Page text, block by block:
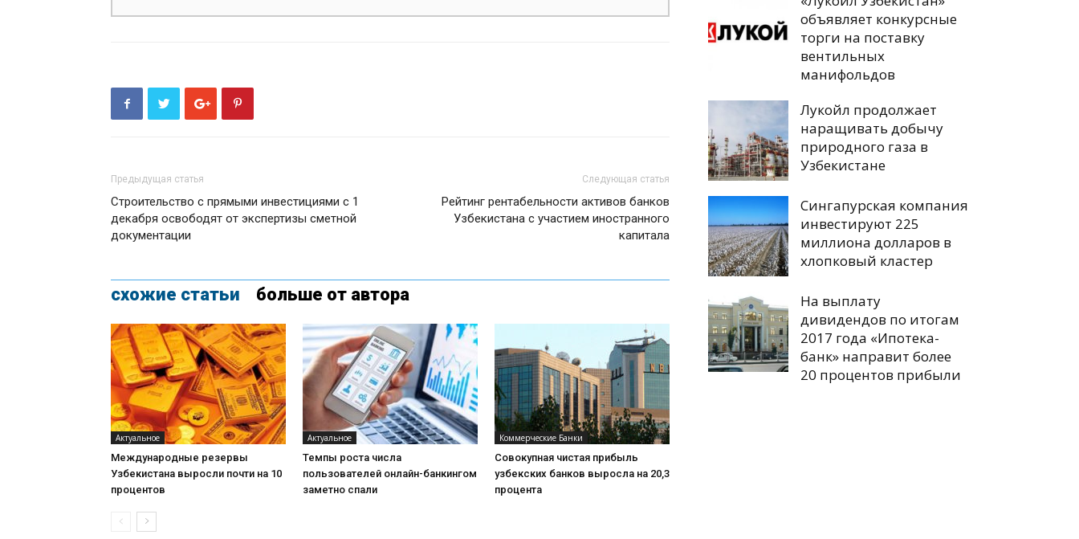
Предыдущая статья
Строительство с прямыми инвестициями с 1
декабря освободят от экспертизы сметной
документации
Следующая статья
Рейтинг рентабельности активов банков
Узбекистана с участием иностранного
капитала
схожие статьи больше от автора
Актуальное
Международные резервы
Узбекистана выросли почти на 10
процентов
Актуальное
Темпы роста числа
пользователей онлайн-банкингом
заметно спали
Коммерческие Банки
Совокупная чистая прибыль
узбекских банков выросла на 20,3
процента
объявляет конкурсные
торги на поставку
вентильных
манифольдов
Лукойл продолжает
наращивать добычу
природного газа в
Узбекистане
Сингапурская компания
инвестируют 225
миллиона долларов в
хлопковый кластер
На выплату
дивидендов по итогам
2017 года «Ипотека-
банк» направит более
20 процентов прибыли